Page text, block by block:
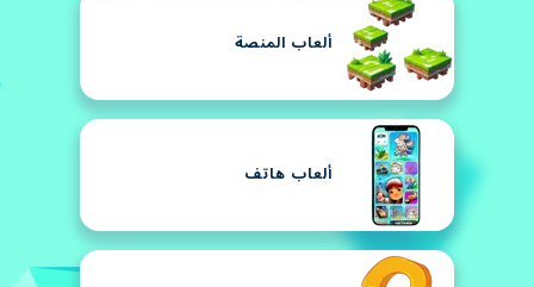
ألعاب المنصة
ألعاب هاتف